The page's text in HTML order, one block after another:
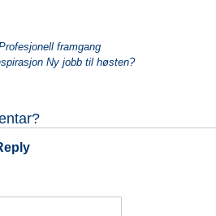
framgang
Ny jobb til høsten?